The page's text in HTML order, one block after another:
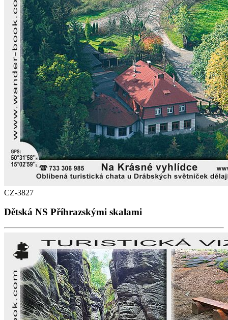
CZ-3827
Dětská NS Příhrazskými skalami